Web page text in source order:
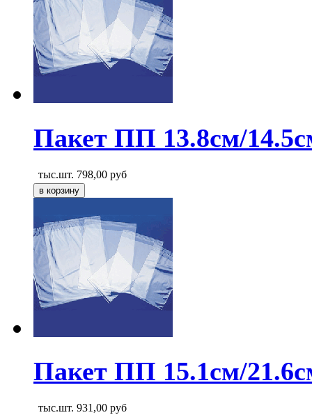
Пакет ПП 13.8см/
тыс.шт. 798,00 руб
Пакет ПП 15.1см/
тыс.шт. 931,00 руб